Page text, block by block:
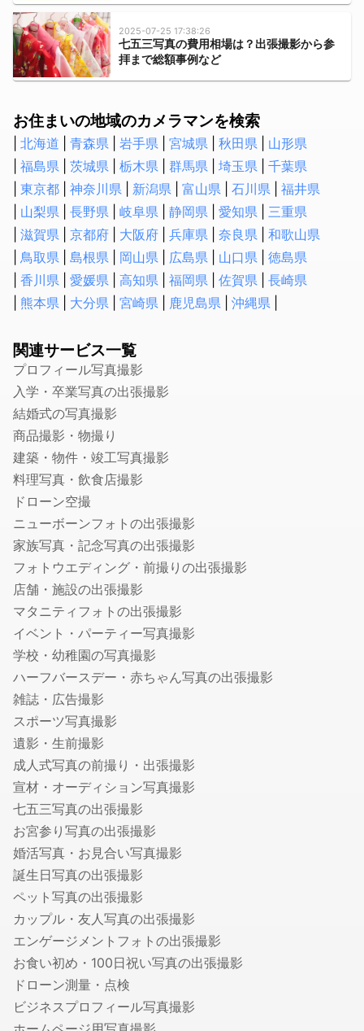
シャワーヘッド・シャワーホースの交換
排水管洗浄
トイレの故障・修理
トイレのつまり修理
お風呂の排水口つまり修理
壁ピタ水栓・洗濯機蛇口の交換
税理士
会社設立・起業開業に強い税理士
顧問税理士
法人税の節税に強い税理士
相続税申告に強い税理士
融資・資金調達に強い税理士
生前贈与に強い税理士
社会保険労務士
就業規則・社内規定・36協定作成の社労士
入退社・保険手続きの社労士
顧問社労士
年度更新・算定基礎の社労士
弁理士
特許事務所・特許出願に強い弁理士
意匠登録に強い事務所・弁理士
商標登録・出願に強い事務所・弁理士
カメラマン
結婚式の写真撮影
フォトウエディング・前撮りの出張撮影
家族写真・記念写真の出張撮影
遺影・生前撮影
成人式写真の前撮り・出張撮影
ニューボーンフォトの出張撮影
マタニティフォトの出張撮影
七五三写真の出張撮影
婚活写真・お見合い写真撮影
お宮参り写真の出張撮影
動画撮影
セミナー・講演会・イベント動画撮影
鍵・防犯対策
鍵交換・修理
鍵開け・鍵屋
盗聴器・盗撮器の調査・発見
2025-07-25 17:38:26
七五三写真の費用相場は？出張撮影から参
拝まで総額事例など
お住まいの地域のカメラマンを検索
北海道 青森県 岩手県 宮城県 秋田県
山形県
福島県
茨城県 栃木県 群馬県 埼玉県
千葉県
東京都
神奈川県 新潟県 富山県 石川県
福井県
山梨県
長野県 岐阜県 静岡県 愛知県
三重県
滋賀県
京都府 大阪府 兵庫県 奈良県
和歌山県
鳥取県
島根県 岡山県 広島県 山口県
徳島県
香川県
愛媛県 高知県 福岡県 佐賀県
長崎県
熊本県
大分県 宮崎県 鹿児島県 沖縄県
関連サービス一覧
プロフィール写真撮影
入学・卒業写真の出張撮影
結婚式の写真撮影
商品撮影・物撮り
建築・物件・竣工写真撮影
料理写真・飲食店撮影
ドローン空撮
ニューボーンフォトの出張撮影
家族写真・記念写真の出張撮影
フォトウエディング・前撮りの出張撮影
店舗・施設の出張撮影
マタニティフォトの出張撮影
イベント・パーティー写真撮影
学校・幼稚園の写真撮影
ハーフバースデー・赤ちゃん写真の出張撮影
雑誌・広告撮影
スポーツ写真撮影
遺影・生前撮影
成人式写真の前撮り・出張撮影
宣材・オーディション写真撮影
七五三写真の出張撮影
お宮参り写真の出張撮影
婚活写真・お見合い写真撮影
誕生日写真の出張撮影
ペット写真の出張撮影
カップル・友人写真の出張撮影
エンゲージメントフォトの出張撮影
お食い初め・100日祝い写真の出張撮影
ドローン測量・点検
ビジネスプロフィール写真撮影